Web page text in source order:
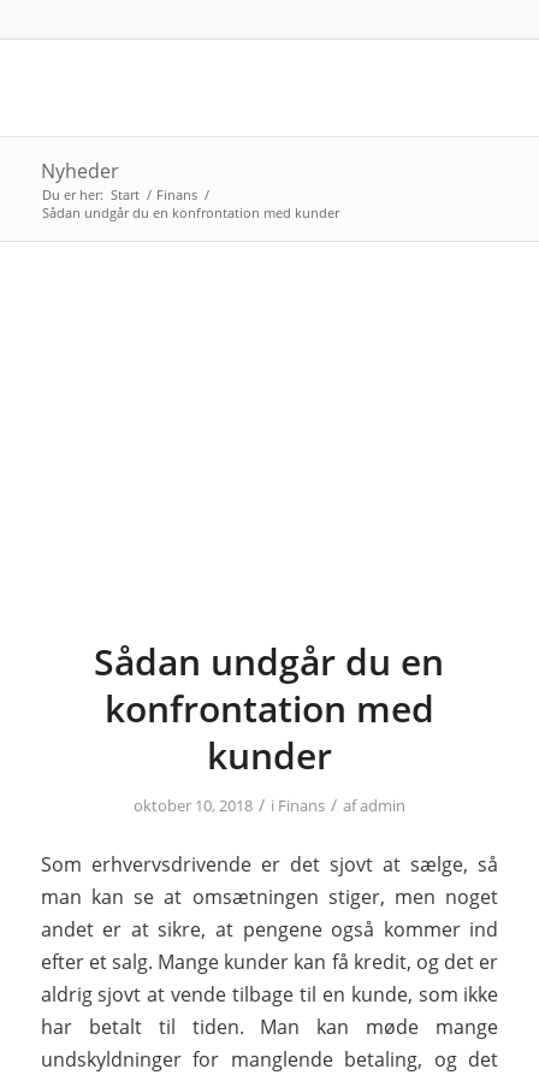
Nyheder
Du er her: Start / Finans /
Sådan undgår du en konfrontation med kunder
Sådan undgår du en
konfrontation med
kunder
oktober 10, 2018 / i Finans / afadmin
Som erhvervsdrivende er det sjovt at sælge, så
man kan se at omsætningen stiger, men noget
andet er at sikre, at pengene også kommer ind
efter et salg. Mange kunder kan få kredit, og det er
aldrig sjovt at vende tilbage til en kunde, som ikke
har betalt til tiden. Man kan møde mange
undskyldninger for manglende betaling, og det